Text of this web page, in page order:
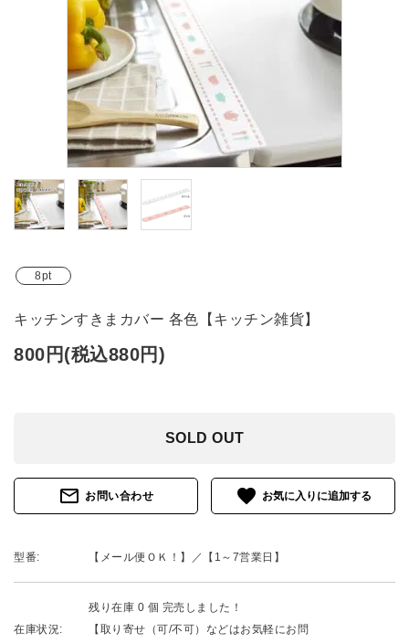
カテゴリーから探す
ブランド
ガイドライン
8pt
キッチンすきまカバー 各色【キッチン雑貨】
800円(税込880円)
SOLD OUT
mail_outline お問い合わせ favorite
型番: 【メール便ＯＫ！】／【1～7営業日】
在庫状況:
残り在庫 0 個 完売しました！
【取り寄せ（可/不可）などはお気軽にお問